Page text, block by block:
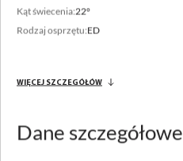
Kąt świecenia:22°
Rodzaj osprzętu:ED
WIĘCEJ SZCZEGÓŁÓW
Dane szczegółowe
3000 - 4000 [K]